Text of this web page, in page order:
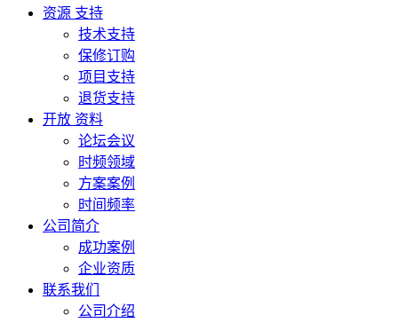
资源 支持
技术支持
保修订购
项目支持
退货支持
开放 资料
论坛会议
时频领域
方案案例
时间频率
公司简介
成功案例
企业资质
联系我们
公司介绍